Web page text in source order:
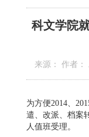
科文学院
来源： 作者：
为方便2014、
遣、改派、档案
人值班受理。